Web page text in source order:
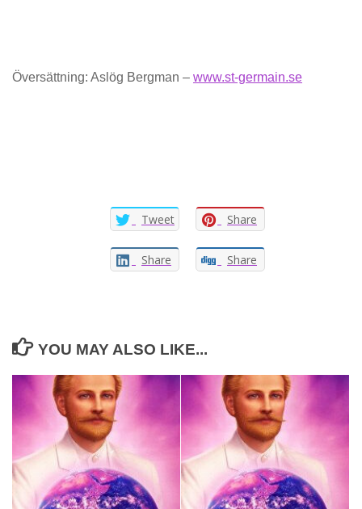
Översättning: Aslög Bergman – www.st-germain.se
Tweet Share
Share Share
YOU MAY ALSO LIKE...